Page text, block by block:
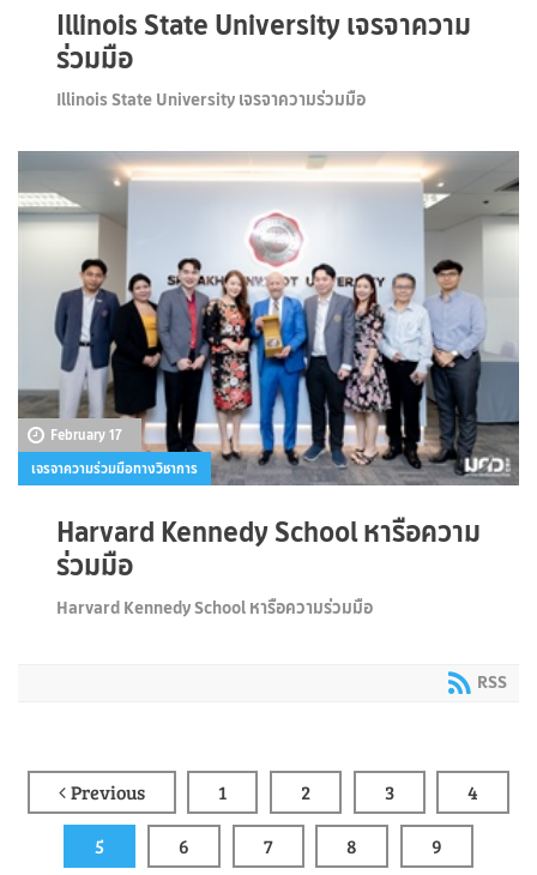
Illinois State University เจรจาความ
ร่วมมือ
Illinois State University เจรจาความร่วมมือ
February 17
เจรจาความร่วมมือทางวิชาการ
Harvard Kennedy School หารือความ
ร่วมมือ
Harvard Kennedy School หารือความร่วมมือ
RSS
Previous 1 2 3 4
5 6 7 8 9